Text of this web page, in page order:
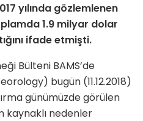
yılında gözlemlenen
1.9 milyar dolar
ifade etmişti.
Bülteni BAMS’de
bugün (11.12.2018)
günümüzde görülen
kaynaklı nedenler